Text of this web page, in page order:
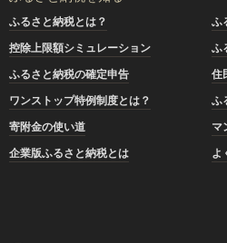
ふるさと納税とは？
ふ
控除上限額シミュレーション
ふ
ふるさと納税の確定申告
住
ワンストップ特例制度とは？
ふ
寄附金の使い道
マ
企業版ふるさと納税とは
よ